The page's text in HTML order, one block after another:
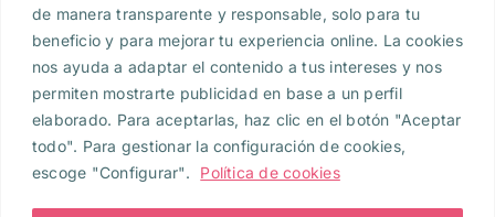
de manera transparente y responsable, solo para tu
beneficio y para mejorar tu experiencia online. La cookies
nos ayuda a adaptar el contenido a tus intereses y nos
permiten mostrarte publicidad en base a un perfil
elaborado. Para aceptarlas, haz clic en el botón "Aceptar
todo". Para gestionar la configuración de cookies,
escoge "Configurar".
Política de cookies
Aviso legal|Política de Privacidad| Política de
Cookies
Vern Properties, S.L., inscrita en el Registro
Mercantil de Barcelona al Tomo 47.622, Folio 148,
Hoja B-557.390, Inscripción 1. NIF B-2980639 e y con
domicilio en Calle Muntaner de Barcelona, 354, 4º
2ª, 08021 , Barcelona. Para cualquier consulta